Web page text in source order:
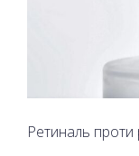
Ретиналь проти